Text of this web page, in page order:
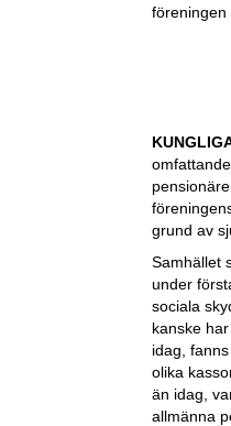
grund av
Samhället
under
sociala
kanske
idag,
olika
än idag,
allmänna